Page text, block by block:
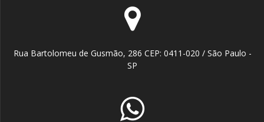
Rua Bartolomeu de Gusmão, 286 CEP: 0411-020 / São Paulo -
SP